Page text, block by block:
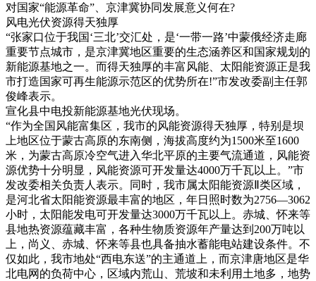
对国家“能源革命”、京津冀协同发展意义何在?
风电光伏资源得天独厚
“张家口位于我国‘三北’交汇处，是‘一带一路’中蒙俄经济走廊
重要节点城市，是京津冀地区重要的生态涵养区和国家规划的
新能源基地之一。而得天独厚的丰富风能、太阳能资源正是我
市打造国家可再生能源示范区的优势所在!”市发改委副主任郭
俊峰表示。
宣化县中电投新能源基地光伏现场。
“作为全国风能富集区，我市的风能资源得天独厚，特别是坝
上地区位于蒙古高原的东南侧，海拔高度约为1500米至1600
米，为蒙古高原冷空气进入华北平原的主要气流通道，风能资
源优势十分明显，风能资源可开发量达4000万千瓦以上。”市
发改委相关负责人表示。同时，我市属太阳能资源Ⅱ类区域，
是河北省太阳能资源最丰富的地区，年日照时数为2756—3062
小时，太阳能发电可开发量达3000万千瓦以上。赤城、怀来等
县地热资源蕴藏丰富，各种生物质资源年产量达到200万吨以
上，尚义、赤城、怀来等县也具备抽水蓄能电站建设条件。不
仅如此，我市地处“西电东送”的主通道上，而京津唐地区是华
北电网的负荷中心，区域内荒山、荒坡和未利用土地多，地势